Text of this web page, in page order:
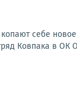
себе
Ковпака в ОК